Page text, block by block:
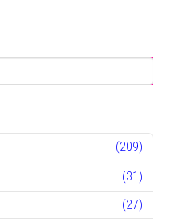
(209)
(31)
(27)